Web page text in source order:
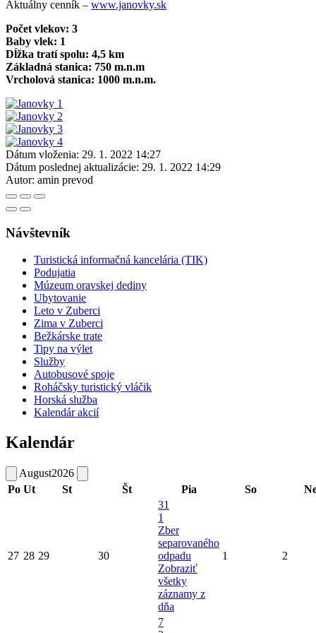
Aktuálny cenník – www.janovky.sk
Počet vlekov: 3
Baby vlek: 1
Dĺžka tratí spolu: 4,5 km
Základná stanica: 750 m.n.m
Vrcholová stanica: 1000 m.n.m.
Dátum vloženia: 29. 1. 2022 14:27
Dátum poslednej aktualizácie: 29. 1. 2022 14:29
Autor: amin prevod
Návštevník
Turistická informačná kancelária (TIK)
Podujatia
Múzeum oravskej dediny
Ubytovanie
Leto v Zuberci
Zima v Zuberci
Bežkárske trate
Tipy na výlet
Služby
Autobusové spoje
Roháčsky turistický vláčik
Horská služba
Kalendár akcií
Kalendár
August2026
Po Ut St Št Pia So
27 28 29 30
31
1
Zber
separovaného
odpadu
Zobraziť
všetky
záznamy z
dňa
1 2
7